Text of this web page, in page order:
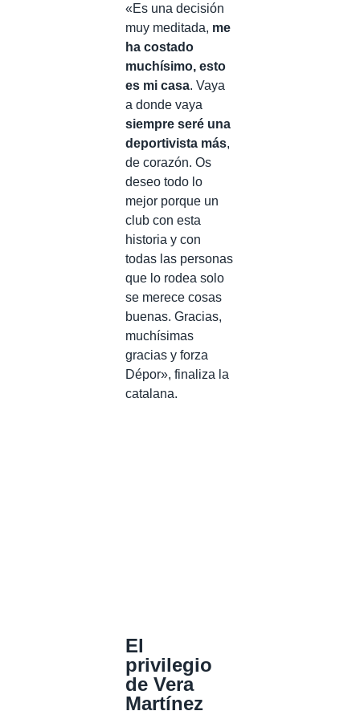
«Es una decisión
muy meditada, me
ha costado
muchísimo, esto
es mi casa. Vaya
a donde vaya
siempre seré una
deportivista más,
de corazón. Os
deseo todo lo
mejor porque un
club con esta
historia y con
todas las personas
que lo rodea solo
se merece cosas
buenas. Gracias,
muchísimas
gracias y forza
Dépor», finaliza la
catalana.
El
privilegio
de Vera
Martínez